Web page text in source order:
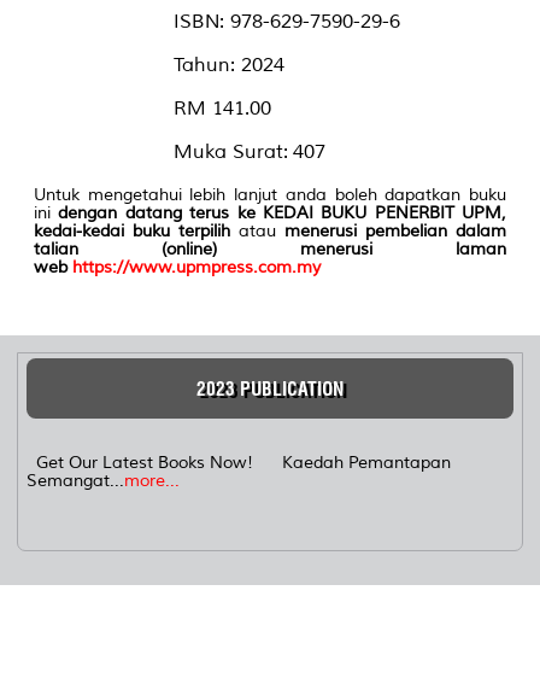
ISBN: 978-629-7590-29-6
Tahun: 2024
RM 141.00
Muka Surat: 407
Untuk mengetahui lebih lanjut anda boleh dapatkan buku
ini dengan datang terus ke KEDAI BUKU PENERBIT UPM,
kedai-kedai buku terpilih atau menerusi pembelian dalam
talian (online) menerusi laman
web https://www.upmpress.com.my
2023 PUBLICATION
Get Our Latest Books Now! Kaedah Pemantapan
Semangat...more...